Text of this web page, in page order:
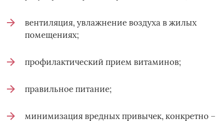
вентиляция, увлажнение воздуха в жилых
помещениях;
профилактический прием витаминов;
правильное питание;
минимизация вредных привычек, конкретно –